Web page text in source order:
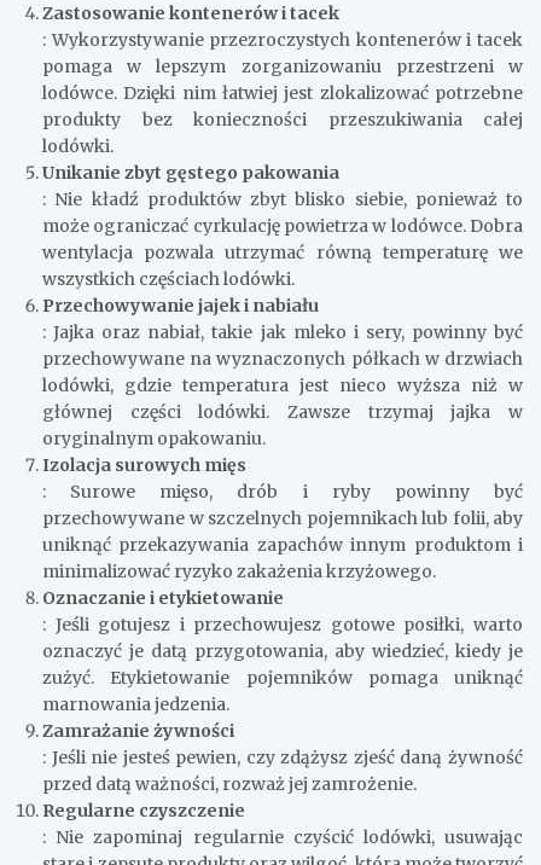
Zastosowanie kontenerów i tacek
: Wykorzystywanie przezroczystych kontenerów i tacek
pomaga w lepszym zorganizowaniu przestrzeni w
lodówce. Dzięki nim łatwiej jest zlokalizować potrzebne
produkty bez konieczności przeszukiwania całej
lodówki.
Unikanie zbyt gęstego pakowania
: Nie kładź produktów zbyt blisko siebie, ponieważ to
może ograniczać cyrkulację powietrza w lodówce. Dobra
wentylacja pozwala utrzymać równą temperaturę we
wszystkich częściach lodówki.
Przechowywanie jajek i nabiału
: Jajka oraz nabiał, takie jak mleko i sery, powinny być
przechowywane na wyznaczonych półkach w drzwiach
lodówki, gdzie temperatura jest nieco wyższa niż w
głównej części lodówki. Zawsze trzymaj jajka w
oryginalnym opakowaniu.
Izolacja surowych mięs
: Surowe mięso, drób i ryby powinny być
przechowywane w szczelnych pojemnikach lub folii, aby
uniknąć przekazywania zapachów innym produktom i
minimalizować ryzyko zakażenia krzyżowego.
Oznaczanie i etykietowanie
: Jeśli gotujesz i przechowujesz gotowe posiłki, warto
oznaczyć je datą przygotowania, aby wiedzieć, kiedy je
zużyć. Etykietowanie pojemników pomaga uniknąć
marnowania jedzenia.
Zamrażanie żywności
: Jeśli nie jesteś pewien, czy zdążysz zjeść daną żywność
przed datą ważności, rozważ jej zamrożenie.
Regularne czyszczenie
: Nie zapominaj regularnie czyścić lodówki, usuwając